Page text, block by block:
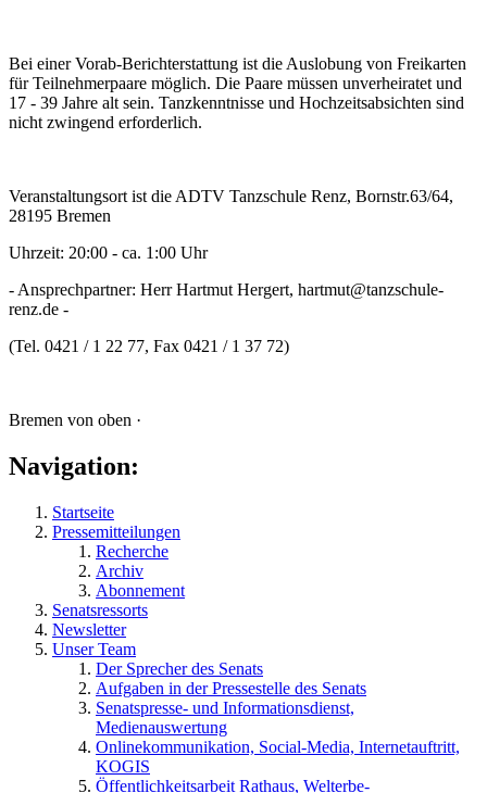
Bei einer Vorab-Berichterstattung ist die Auslobung von Freikarten
für Teilnehmerpaare möglich. Die Paare müssen unverheiratet und
17 - 39 Jahre alt sein. Tanzkenntnisse und Hochzeitsabsichten sind
nicht zwingend erforderlich.
Veranstaltungsort ist die ADTV Tanzschule Renz, Bornstr.63/64,
28195 Bremen
Uhrzeit: 20:00 - ca. 1:00 Uhr
- Ansprechpartner: Herr Hartmut Hergert, hartmut@tanzschule-
renz.de -
(Tel. 0421 / 1 22 77, Fax 0421 / 1 37 72)
Bremen von oben ·
Navigation:
Startseite
Pressemitteilungen
Recherche
Archiv
Abonnement
Senatsressorts
Newsletter
Unser Team
Der Sprecher des Senats
Aufgaben in der Pressestelle des Senats
Senatspresse- und Informationsdienst,
Medienauswertung
Onlinekommunikation, Social-Media, Internetauftritt,
KOGIS
Öffentlichkeitsarbeit Rathaus, Welterbe-